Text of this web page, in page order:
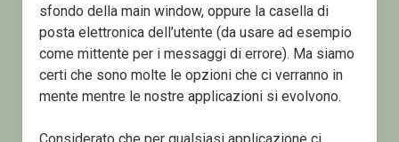
sfondo della main window, oppure la casella di
posta elettronica dell’utente (da usare ad esempio
come mittente per i messaggi di errore). Ma siamo
certi che sono molte le opzioni che ci verranno in
mente mentre le nostre applicazioni si evolvono.